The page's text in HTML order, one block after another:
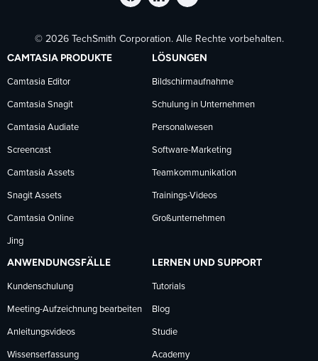
TechSmith
auf
Facebook
folgen
TechSmith
auf
LinkedIn
folgen
TechSmith
auf
YouTube
folgen
© 2026 TechSmith Corporation. Alle Rechte vorbehalten.
CAMTASIA PRODUKTE
Camtasia Editor
Camtasia Snagit
Camtasia Audiate
Screencast
Camtasia Assets
Snagit Assets
Camtasia Online
Jing
LÖSUNGEN
Bildschirmaufnahme
Schulung in Unternehmen
Personalwesen
Software-Marketing
Teamkommunikation
Trainings-Videos
Großunternehmen
ANWENDUNGSFÄLLE
Kundenschulung
Meeting-Aufzeichnung bearbeiten
Anleitungsvideos
Wissenserfassung
LERNEN UND SUPPORT
Tutorials
Blog
Studie
Academy